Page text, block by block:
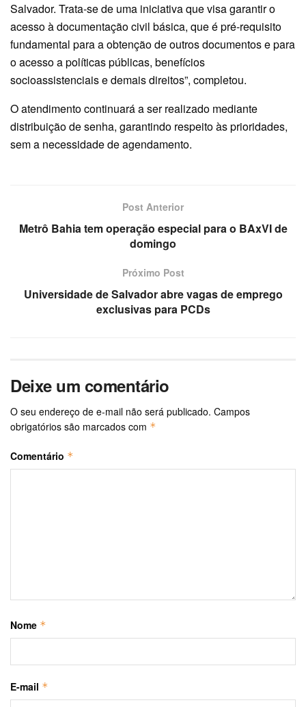
Salvador. Trata-se de uma iniciativa que visa garantir o
acesso à documentação civil básica, que é pré-requisito
fundamental para a obtenção de outros documentos e para
o acesso a políticas públicas, benefícios
socioassistenciais e demais direitos”, completou.
O atendimento continuará a ser realizado mediante
distribuição de senha, garantindo respeito às prioridades,
sem a necessidade de agendamento.
Post Anterior
Metrô Bahia tem operação especial para o BAxVI de
domingo
Próximo Post
Universidade de Salvador abre vagas de emprego
exclusivas para PCDs
Deixe um comentário
O seu endereço de e-mail não será publicado. Campos
obrigatórios são marcados com *
Comentário *
Nome *
E-mail *